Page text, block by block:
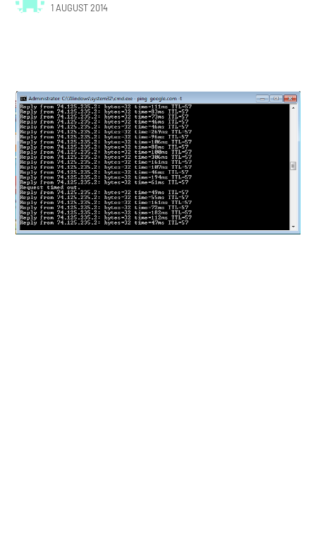
1 AUGUST 2014